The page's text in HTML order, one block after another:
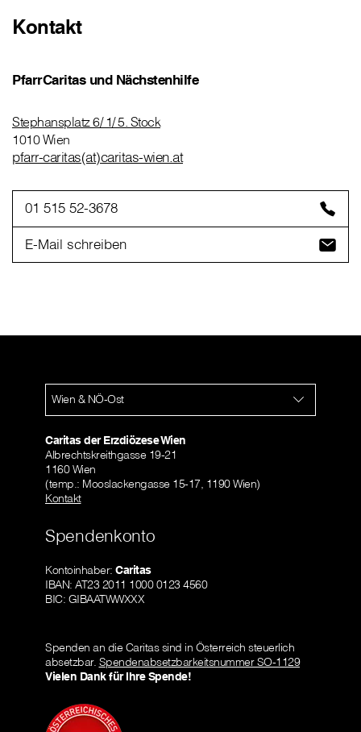
Kontakt
PfarrCaritas und Nächstenhilfe
Stephansplatz 6/ 1/ 5. Stock
1010 Wien
pfarr-caritas(at)caritas-wien.at
01 515 52-3678
E-Mail schreiben
Wien & NÖ-Ost
Caritas der Erzdiözese Wien
Albrechtskreithgasse 19-21
1160 Wien
(temp.: Mooslackengasse 15-17, 1190 Wien)
Kontakt
Spendenkonto
Kontoinhaber: Caritas
IBAN: AT23 2011 1000 0123 4560
BIC: GIBAATWWXXX
Spenden an die Caritas sind in Österreich steuerlich
absetzbar. Spendenabsetzbarkeitsnummer SO-1129
Vielen Dank für Ihre Spende!